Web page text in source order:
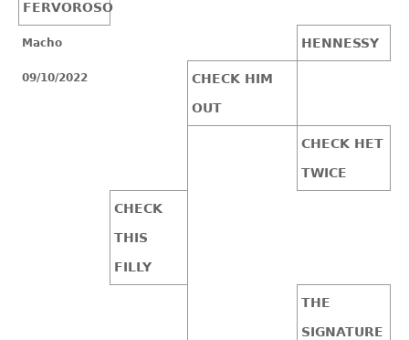
FERVOROSO
Macho HENNESSY
09/10/2022
CHECK HIM
OUT
CHECK HET
TWICE
CHECK
THIS
FILLY
THE
SIGNATURE